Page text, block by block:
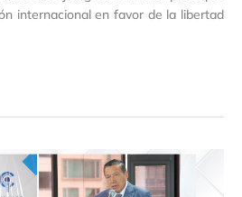
internacional en favor de la libertad